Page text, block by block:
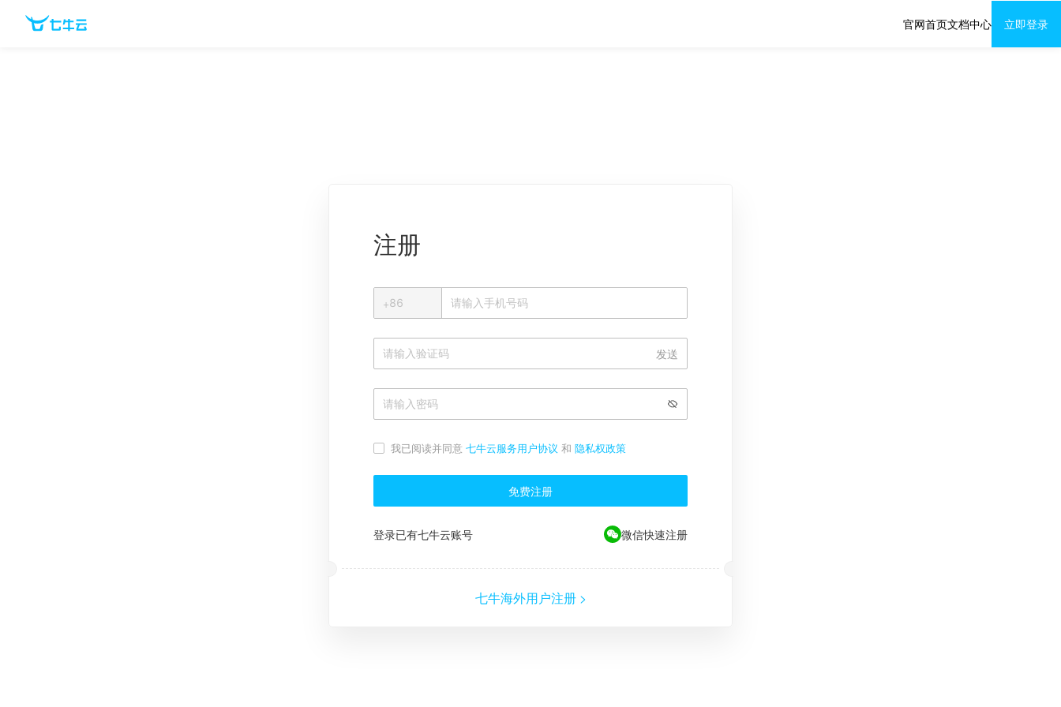
官网首页文档中心 立即登录
注册
+
+86
发送
我已阅读并同意 七牛云服务用户协议 和 隐私权政策
免费注册
登录已有七牛云账号 微信快速注册
七牛海外用户注册 >